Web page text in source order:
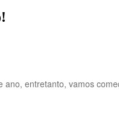
entretanto, vamos